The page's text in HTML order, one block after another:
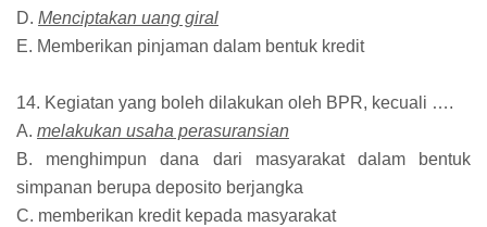
D. Menciptakan uang giral
E. Memberikan pinjaman dalam bentuk kredit
14. Kegiatan yang boleh dilakukan oleh BPR, kecuali ….
A. melakukan usaha perasuransian
B. menghimpun dana dari masyarakat dalam bentuk
simpanan berupa deposito berjangka
C. memberikan kredit kepada masyarakat